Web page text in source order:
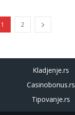
1 2
Kladjenje.rs
Casinobonus.rs
Tipovanje.rs